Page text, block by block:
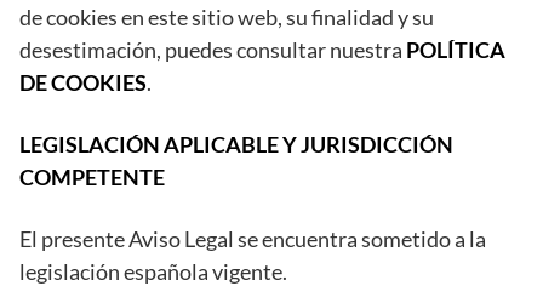
de cookies en este sitio web, su finalidad y su
desestimación, puedes consultar nuestra POLÍTICA
DE COOKIES.
LEGISLACIÓN APLICABLE Y JURISDICCIÓN
COMPETENTE
El presente Aviso Legal se encuentra sometido a la
legislación española vigente.